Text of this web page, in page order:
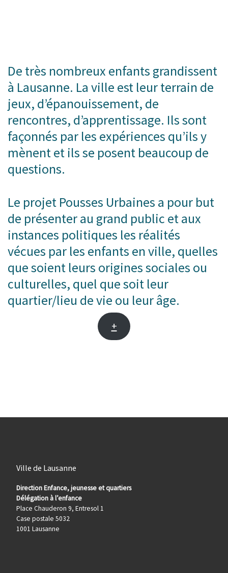
De très nombreux enfants grandissent
à Lausanne. La ville est leur terrain de
jeux, d’épanouissement, de
rencontres, d’apprentissage. Ils sont
façonnés par les expériences qu’ils y
mènent et ils se posent beaucoup de
questions.
Le projet Pousses Urbaines a pour but
de présenter au grand public et aux
instances politiques les réalités
vécues par les enfants en ville, quelles
que soient leurs origines sociales ou
culturelles, quel que soit leur
quartier/lieu de vie ou leur âge.
+
Ville de Lausanne
Direction Enfance, jeunesse et quartiers
Délégation à l’enfance
Place Chauderon 9, Entresol 1
Case postale 5032
1001 Lausanne